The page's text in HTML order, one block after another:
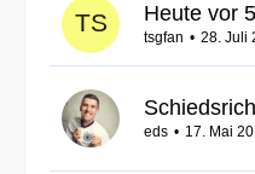
Heute vor
tsgfan 28. Juli
eds 17. Mai